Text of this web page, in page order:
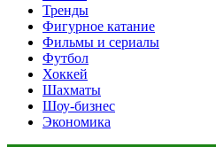
Тренды
Фигурное катание
Фильмы и сериалы
Футбол
Хоккей
Шахматы
Шоу-бизнес
Экономика